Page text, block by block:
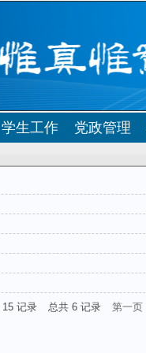
学生工作 党政管理
15 记录 总共 6 记录 第一页